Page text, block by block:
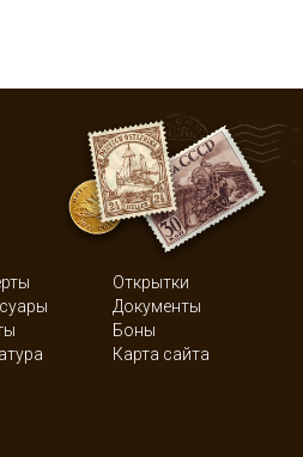
Открытки
Документы
Боны
Карта сайта